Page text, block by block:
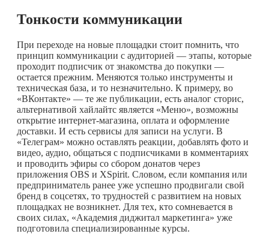
Тонкости коммуникации
При переходе на новые площадки стоит помнить, что
принцип коммуникации с аудиторией — этапы, которые
проходит подписчик от знакомства до покупки —
остается прежним. Меняются только инструменты и
техническая база, и то незначительно. К примеру, во
«ВКонтакте» — те же публикации, есть аналог сторис,
альтернативой хайлайтс является «Меню», возможны
открытие интернет-магазина, оплата и оформление
доставки. И есть сервисы для записи на услуги. В
«Телеграм» можно оставлять реакции, добавлять фото и
видео, аудио, общаться с подписчиками в комментариях
и проводить эфиры со сбором донатов через
приложения OBS и XSpirit. Словом, если компания или
предприниматель ранее уже успешно продвигали свой
бренд в соцсетях, то трудностей с развитием на новых
площадках не возникнет. Для тех, кто сомневается в
своих силах, «Академия диджитал маркетинга» уже
подготовила специализированные курсы.